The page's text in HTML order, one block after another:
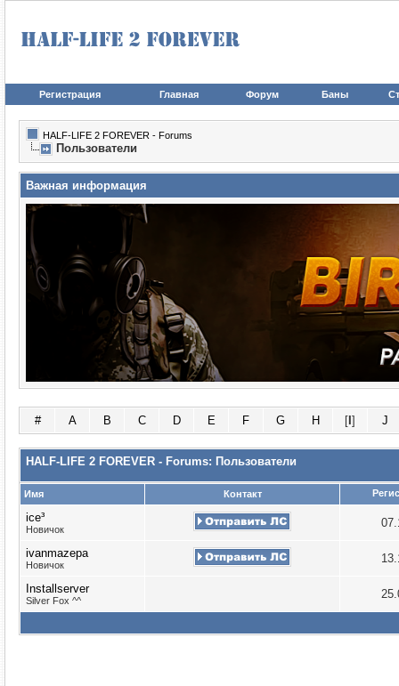
Регистрация Главная Форум Баны
HALF-LIFE 2 FOREVER - Forums
Пользователи
Важная информация
# A B C D E F G H [ ] J
HALF-LIFE 2 FOREVER - Forums: Пользователи
Имя Контакт
ice³
Новичок
ivanmazepa
Новичок
Installserver
Silver Fox ^^